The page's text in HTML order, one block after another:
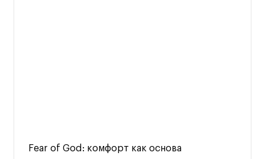
Fear of God: комфорт как основа